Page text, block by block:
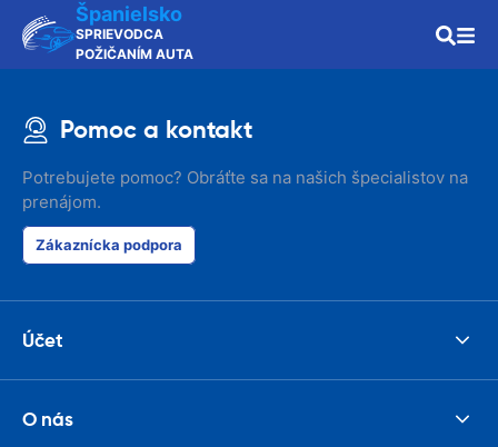
Španielsko
SPRIEVODCA
POŽIČANÍM AUTA
Pomoc a kontakt
Potrebujete pomoc? Obráťte sa na našich špecialistov na
prenájom.
Zákaznícka podpora
Účet
O nás